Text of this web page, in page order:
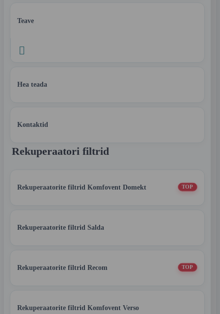
Teave

Hea teada
Kontaktid
Rekuperaatori filtrid
Rekuperaatorite filtrid Komfovent Domekt TOP
Rekuperaatorite filtrid Salda
Rekuperaatorite filtrid Recom TOP
Rekuperaatorite filtrid Komfovent Verso